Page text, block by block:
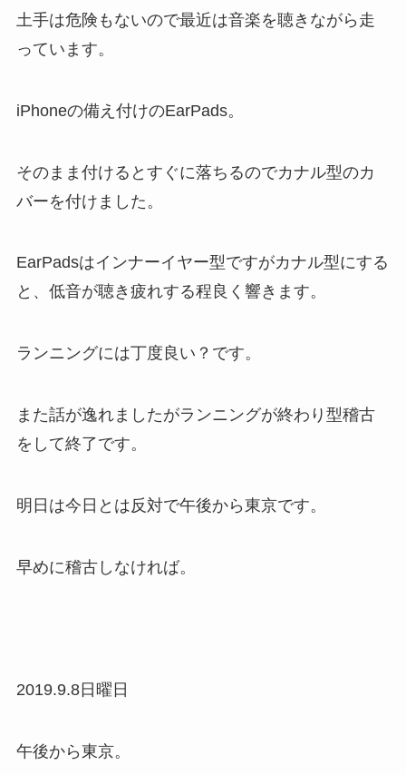
土手は危険もないので最近は音楽を聴きながら走
っています。
iPhoneの備え付けのEarPads。
そのまま付けるとすぐに落ちるのでカナル型のカ
バーを付けました。
EarPadsはインナーイヤー型ですがカナル型にする
と、低音が聴き疲れする程良く響きます。
ランニングには丁度良い？です。
また話が逸れましたがランニングが終わり型稽古
をして終了です。
明日は今日とは反対で午後から東京です。
早めに稽古しなければ。
2019.9.8日曜日
午後から東京。